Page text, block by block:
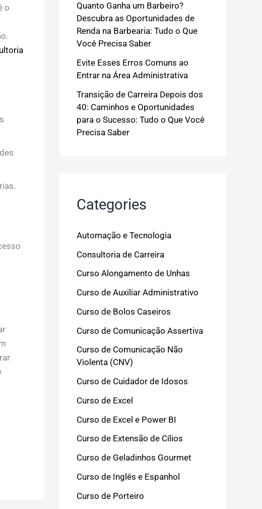
o
Quanto Ganha um Barbeiro?
Descubra as Oportunidades de
Renda na Barbearia: Tudo o Que
Você Precisa Saber
Evite Esses Erros Comuns ao
Entrar na Área Administrativa
Transição de Carreira Depois dos
40: Caminhos e Oportunidades
para o Sucesso: Tudo o Que Você
Precisa Saber
Categories
Automação e Tecnologia
Consultoria de Carreira
Curso Alongamento de Unhas
Curso de Auxiliar Administrativo
Curso de Bolos Caseiros
Curso de Comunicação Assertiva
Curso de Comunicação Não
Violenta (CNV)
Curso de Cuidador de Idosos
Curso de Excel
Curso de Excel e Power BI
Curso de Extensão de Cílios
Curso de Geladinhos Gourmet
Curso de Inglês e Espanhol
Curso de Porteiro